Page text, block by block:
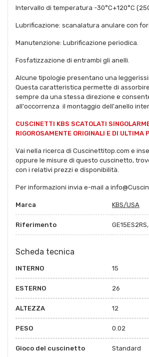
Intervallo di temperatura -30°C+120°C
Lubrificazione: scanalatura anulare con
Manutenzione: Lubrificazione periodica.
Fosfatizzazione di entrambi gli anelli.
Alcune tipologie presentano una
Questa caratteristica permette di
sempre da una stessa direzione e
all'occorrenza il montaggio dell'anello
CUSCINETTI KBS SCATOLATI
RIGOROSAMENTE ORIGINALI E DI ULTIMA
Vai nella ricerca di Cuscinettitop.com e
oppure le misure di questo cuscinetto,
con i relativi prezzi e disponibilità.
Per informazioni invia e-mail a
Marca KBS/USA
Riferimento
Scheda tecnica
INTERNO 15
ESTERNO 26
ALTEZZA 12
PESO 0.02
Gioco del cuscinetto Standard